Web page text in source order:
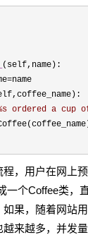
(self,name):
=name
ordered a cup
，用户在网上
一个Coffee类，
果，随着网站
越来越多，并发